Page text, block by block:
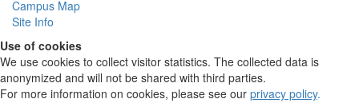
Campus Map
Site Info
Use of cookies
We use cookies to collect visitor statistics. The collected data is
anonymized and will not be shared with third parties.
For more information on cookies, please see our privacy policy.